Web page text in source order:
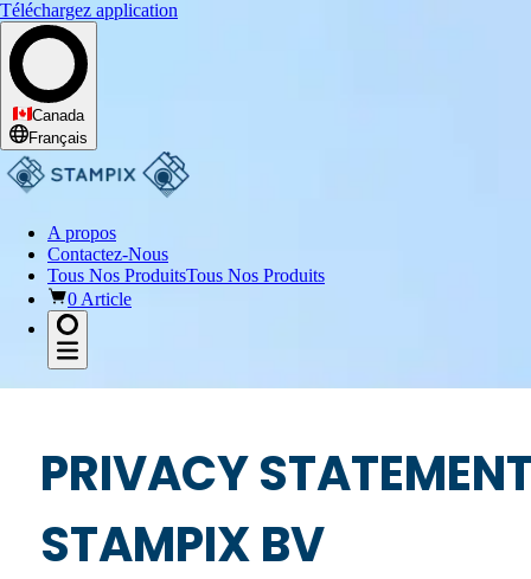
Téléchargez application
Canada
Français
A propos
Contactez-Nous
Tous Nos ProduitsTous Nos Produits
0 Article
PRIVACY
STAMPIX BV